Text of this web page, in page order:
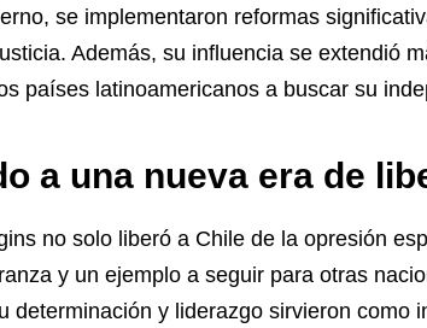
se implementaron reformas
Además, su influencia se extendió
países latinoamericanos a buscar su
a una nueva era de
no solo liberó a Chile de la opresión
y un ejemplo a seguir para otras
determinación y liderazgo sirvieron como